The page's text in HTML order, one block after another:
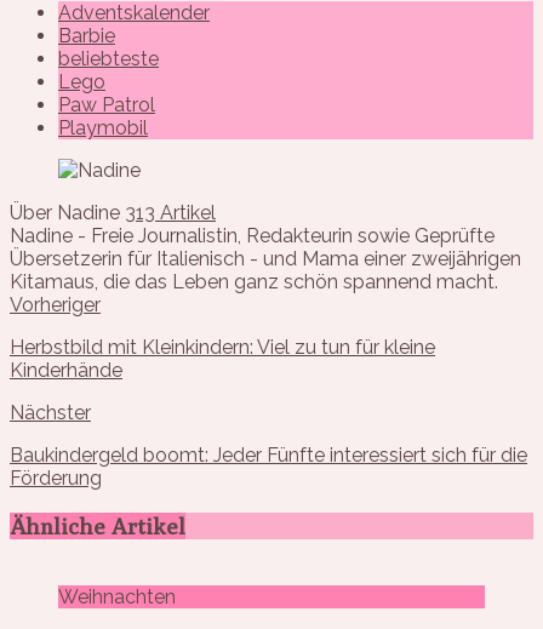
Adventskalender
Barbie
beliebteste
Lego
Paw Patrol
Playmobil
Über Nadine 313 Artikel
Nadine - Freie Journalistin, Redakteurin sowie Geprüfte
Übersetzerin für Italienisch - und Mama einer zweijährigen
Kitamaus, die das Leben ganz schön spannend macht.
Vorheriger
Herbstbild mit Kleinkindern: Viel zu tun für kleine
Kinderhände
Nächster
Baukindergeld boomt: Jeder Fünfte interessiert sich für die
Förderung
Ähnliche Artikel
Weihnachten